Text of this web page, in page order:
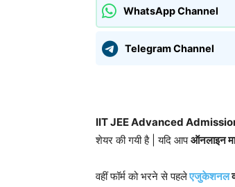
WhatsApp Channel
Telegram Channel
IIT JEE Advanced
शेयर की गयी है | यदि आपऑनलाइन
वहीं फॉर्म को भरने से पहलेएजुकेशनल